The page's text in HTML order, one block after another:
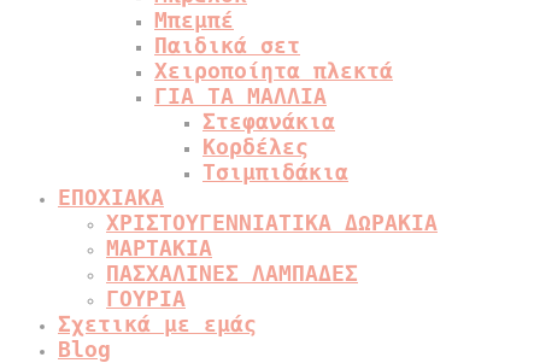
Μπεμπέ
Παιδικά σετ
Χειροποίητα πλεκτά
ΓΙΑ ΤΑ ΜΑΛΛΙΑ
Στεφανάκια
Κορδέλες
Τσιμπιδάκια
ΕΠΟΧΙΑΚΑ
ΧΡΙΣΤΟΥΓΕΝΝΙΑΤΙΚΑ ΔΩΡΑΚΙΑ
ΜΑΡΤΑΚΙΑ
ΠΑΣΧΑΛΙΝΕΣ ΛΑΜΠΑΔΕΣ
ΓΟΥΡΙΑ
Σχετικά με εμάς
Blog